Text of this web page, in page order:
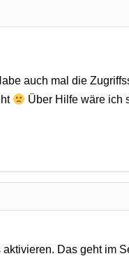
auch mal die
Über Hilfe wäre ich
Das geht im